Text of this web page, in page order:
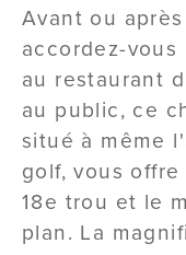
Avant ou
accordez-
au restaurant
au public, ce
situé à même
golf, vous
18e trou et le
plan. La